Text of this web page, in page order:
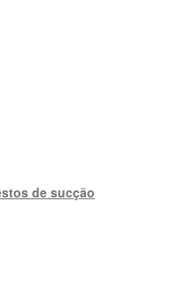
de sucção